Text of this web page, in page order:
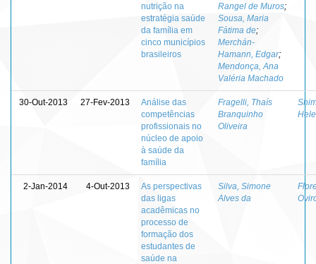
nutrição na
estratégia saúde
da família em
cinco municípios
brasileiros
Rangel de Muros;
Sousa, Maria
Fátima de;
Merchán-
Hamann, Edgar;
Mendonça, Ana
Valéria Machado
30-Out-2013 27-Fev-2013
Análise das
competências
profissionais no
núcleo de apoio
à saúde da
família
Fragelli, Thaís
Branquinho
Oliveira
2-Jan-2014 4-Out-2013
As perspectivas
das ligas
acadêmicas no
processo de
formação dos
estudantes de
saúde na
Silva, Simone
Alves da